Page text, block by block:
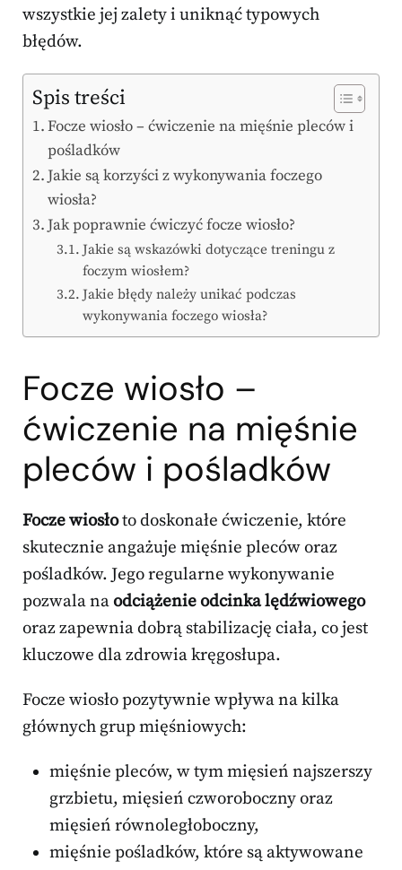
wszystkie jej zalety i uniknąć typowych
błędów.
Spis treści
Focze wiosło – ćwiczenie na mięśnie pleców i
pośladków
Jakie są korzyści z wykonywania foczego
wiosła?
Jak poprawnie ćwiczyć focze wiosło?
Jakie są wskazówki dotyczące treningu z
foczym wiosłem?
Jakie błędy należy unikać podczas
wykonywania foczego wiosła?
Focze wiosło –
ćwiczenie na mięśnie
pleców i pośladków
Focze wiosłoto doskonałe ćwiczenie, które
skutecznie angażuje mięśnie pleców oraz
pośladków. Jego regularne wykonywanie
pozwala naodciążenie odcinka lędźwiowego
oraz zapewnia dobrą stabilizację ciała, co jest
kluczowe dla zdrowia kręgosłupa.
Focze wiosło pozytywnie wpływa na kilka
głównych grup mięśniowych:
mięśnie pleców, w tym mięsień najszerszy
grzbietu, mięsień czworoboczny oraz
mięsień równoległoboczny,
mięśnie pośladków, które są aktywowane